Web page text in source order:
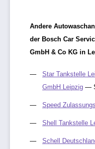
Andere
der Bosch Car
GmbH & Co KG in
Star Tankstelle
GmbH Leipzig —
Speed
Shell Tankstelle
Schell